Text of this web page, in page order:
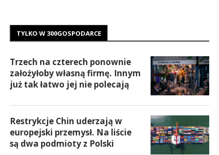
TYLKO W 300GOSPODARCE
Trzech na czterech ponownie
założyłoby własną firmę. Innym
już tak łatwo jej nie polecają
Restrykcje Chin uderzają w
europejski przemysł. Na liście
są dwa podmioty z Polski